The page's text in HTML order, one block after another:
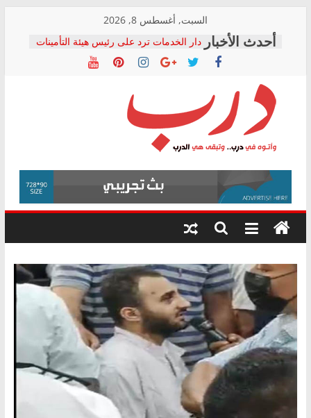
content
السبت, أغسطس 8, 2026
دار الخدمات ترد على رئيس هيئة التأمينات
بعد مؤتمره الصحفي: إنكار الأزمة لا ينهي
معاناة أصحاب المعاشات.. ونطالب بكشف
فرحات سليمان يكتب: القطاع الصحي إلى
أين؟
حزب التحالف الشعبي يطلق لجنة “الحق
في الصحة” بالإسكندرية لرصد الانتهاكات
ودعم المرضى
الوزاري لمدينة الصحفيين.. وانتهاء أعمال
إنشاء المبنى الإداري
المجلس القومي لحقوق الإنسان يعلن
متابعة قضية الدكتور محمد زهران.. ويؤكد:
قرينة البراءة وضمانات المحاكمة العادلة
درب
وأتوه
درب..
وتبقى
هي